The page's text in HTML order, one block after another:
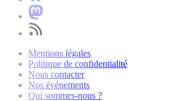
Mentions légales
Politique de confidentialité
Nous contacter
Nos événements
Qui sommes-nous ?